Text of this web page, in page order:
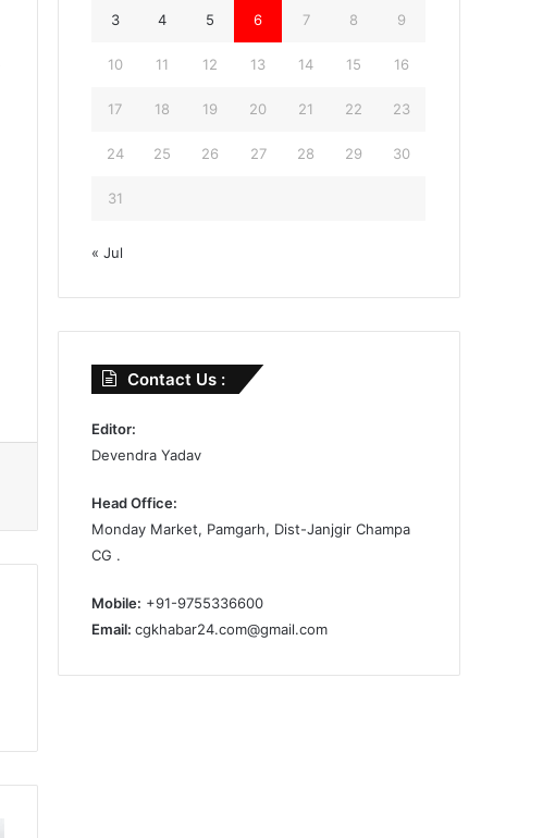
3 4 5 6 7 8 9
10 11 12 13 14 15 16
17 18 19 20 21 22 23
24 25 26 27 28 29 30
31
« Jul
Contact Us :
Editor:
Devendra Yadav
Head Office:
Monday Market, Pamgarh, Dist-Janjgir Champa
CG .
Mobile: +91-9755336600
Email:cgkhabar24.com@gmail.com